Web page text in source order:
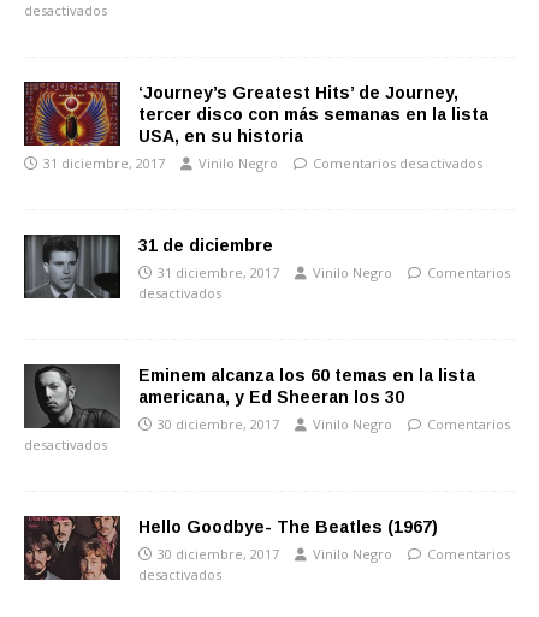
desactivados
‘Journey’s Greatest Hits’ de Journey,
tercer disco con más semanas en la lista
USA, en su historia
31 diciembre, 2017 Vinilo Negro Comentarios desactivados
31 de diciembre
31 diciembre, 2017 Vinilo Negro
Comentarios
desactivados
Eminem alcanza los 60 temas en la lista
americana, y Ed Sheeran los 30
30 diciembre, 2017 Vinilo Negro
Comentarios
desactivados
Hello Goodbye- The Beatles (1967)
30 diciembre, 2017 Vinilo Negro
Comentarios
desactivados